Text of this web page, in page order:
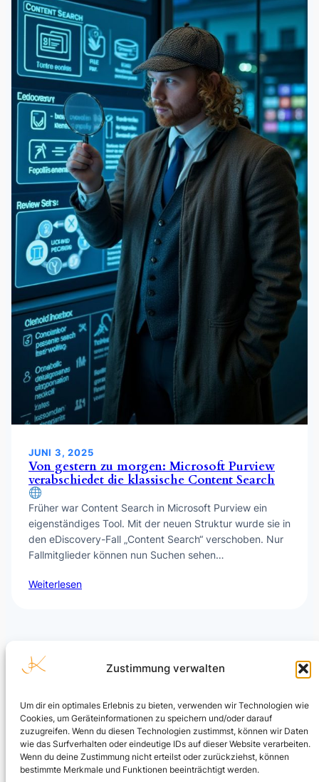
Zustimmung verwalten
Um dir ein optimales Erlebnis zu bieten, verwenden wir Technologien wie
Cookies, um Geräteinformationen zu speichern und/oder darauf
zuzugreifen. Wenn du diesen Technologien zustimmst, können wir Daten
wie das Surfverhalten oder eindeutige IDs auf dieser Website verarbeiten.
Wenn du deine Zustimmung nicht erteilst oder zurückziehst, können
bestimmte Merkmale und Funktionen beeinträchtigt werden.
JUNI 3, 2025
Von gestern zu morgen: Microsoft Purview
verabschiedet die klassische Content Search
Früher war Content Search in Microsoft Purview ein
eigenständiges Tool. Mit der neuen Struktur wurde sie in
den eDiscovery-Fall „Content Search“ verschoben. Nur
Fallmitglieder können nun Suchen sehen…
Weiterlesen
Julian Kusenberg
Microsoft Purview, Compliance, eDiscovery, Insider Risk
Management, Data Security und AI Governance.